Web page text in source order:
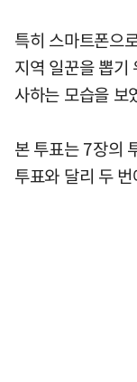
특히 스마트폰으
지역 일꾼을 뽑기
사하는 모습을 보
본 투표는 7장의
투표와 달리 두